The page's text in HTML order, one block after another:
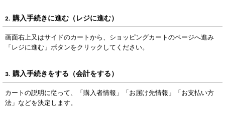
2. 購入手続きに進む（レジに進む）
画面右上又はサイドのカートから、ショッピングカートのページへ進み
「レジに進む」ボタンをクリックしてください。
3. 購入手続きをする（会計をする）
カートの説明に従って、「購入者情報」「お届け先情報」「お支払い方
法」などを決定します。